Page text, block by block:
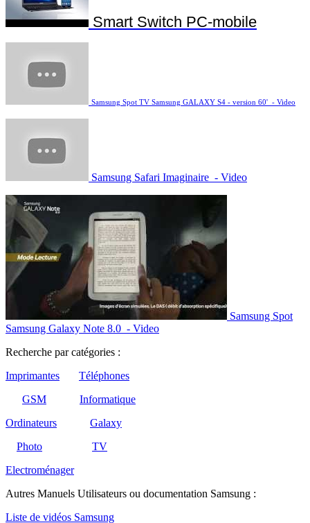
Smart Switch PC-mobile
Samsung Spot TV Samsung GALAXY S4 - version 60' - Video
Samsung Safari Imaginaire - Video
Samsung Spot
Samsung Galaxy Note 8.0 - Video
Recherche par catégories :
Imprimantes
Téléphones
GSM
Informatique
Ordinateurs
Galaxy
Photo
TV
Electroménager
Autres Manuels Utilisateurs ou documentation Samsung :
Liste de vidéos Samsung